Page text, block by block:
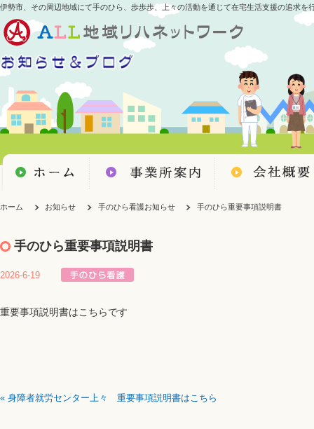
伊勢市、その周辺地域にて手のひら、歩歩歩、上々の活動を通じて在宅生活支援の追求を
ホーム お知らせ 手のひら看護お知らせ 手のひら重要事項説明書
手のひら重要事項説明書
2026-6-19
重要事項説明書はこちらです
« 身障者就労センター上々 重要事項説明書はこちら